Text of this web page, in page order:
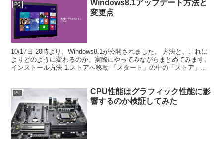
PC
Windows8.1アップデート方法と
変更点
10/17日 20時より、Windows8.1が公開されました。 方法と、これに
よりどのように変わるのか、実際にやってみながらまとめてみます。
インストール方法 1.ストアへ移動 「スタート」の中の「ストア」
PC
CPU性能はグラフィック性能に影
響するのか検証してみた